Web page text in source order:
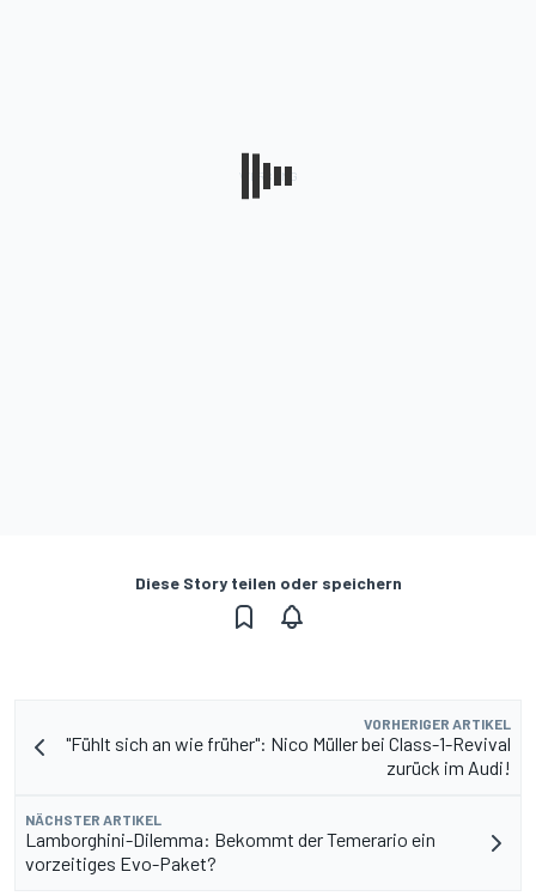
Diese Story teilen oder speichern
VORHERIGER ARTIKEL
"Fühlt sich an wie früher": Nico Müller bei Class-1-Revival
zurück im Audi!
NÄCHSTER ARTIKEL
Lamborghini-Dilemma: Bekommt der Temerario ein
vorzeitiges Evo-Paket?